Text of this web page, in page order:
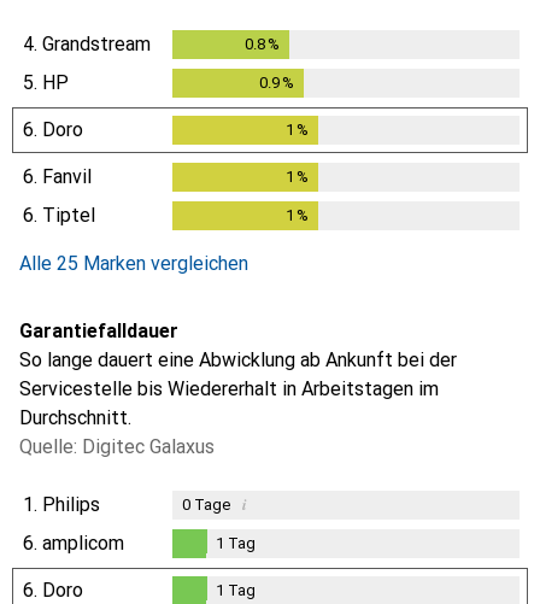
4. Grandstream 0.8%
5. HP 0.9 %
6. Doro 1 %
6. Fanvil 1 %
6. Tiptel 1 %
Alle 25 Marken vergleichen
Garantiefalldauer
So lange dauert eine Abwicklung ab Ankunft bei der
Servicestelle bis Wiedererhalt in Arbeitstagen im
Durchschnitt.
Quelle: Digitec Galaxus
1. Philips 0Tage i
6. amplicom
1Tag
1 Tag
6. Doro 1 Tag